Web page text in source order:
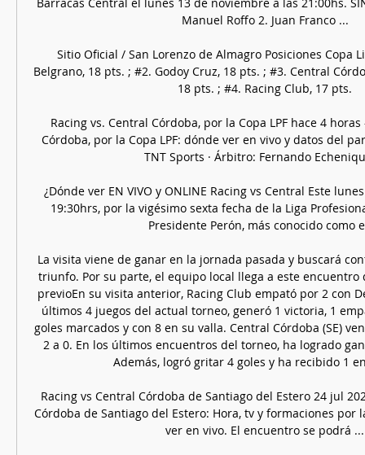
Manuel Roffo 2. Juan Franco ...
Sitio Oficial / San Lorenzo de Almagro Posiciones Copa
Belgrano, 18 pts. ; #2. Godoy Cruz, 18 pts. ; #3. Central
18 pts. ; #4. Racing Club, 17 pts.
Racing vs. Central Córdoba, por la Copa LPF hace 4
Córdoba, por la Copa LPF: dónde ver en vivo y datos del
TNT Sports · Árbitro: Fernando
¿Dónde ver EN VIVO y ONLINE Racing vs Central Este
19:30hrs, por la vigésimo sexta fecha de la Liga
Presidente Perón, más conocido como
La visita viene de ganar en la jornada pasada y buscará
triunfo. Por su parte, el equipo local llega a este encuentro
previoEn su visita anterior, Racing Club empató por 2 con
últimos 4 juegos del actual torneo, generó 1 victoria, 1
goles marcados y con 8 en su valla. Central Córdoba (SE)
2 a 0. En los últimos encuentros del torneo, ha logrado
Además, logró gritar 4 goles y ha recibido 1
Racing vs Central Córdoba de Santiago del Estero 24 jul
Córdoba de Santiago del Estero: Hora, tv y formaciones por
ver en vivo. El encuentro se podrá ...